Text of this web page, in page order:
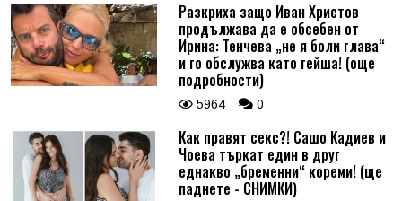
Разкриха защо Иван Христов
продължава да е обсебен от
Ирина: Тенчева „не я боли глава“
и го обслужва като гейша! (още
подробности)
5964 0
Как правят секс?! Сашо Кадиев и
Чоева търкат един в друг
еднакво „бременни“ кореми! (ще
паднете - СНИМКИ)